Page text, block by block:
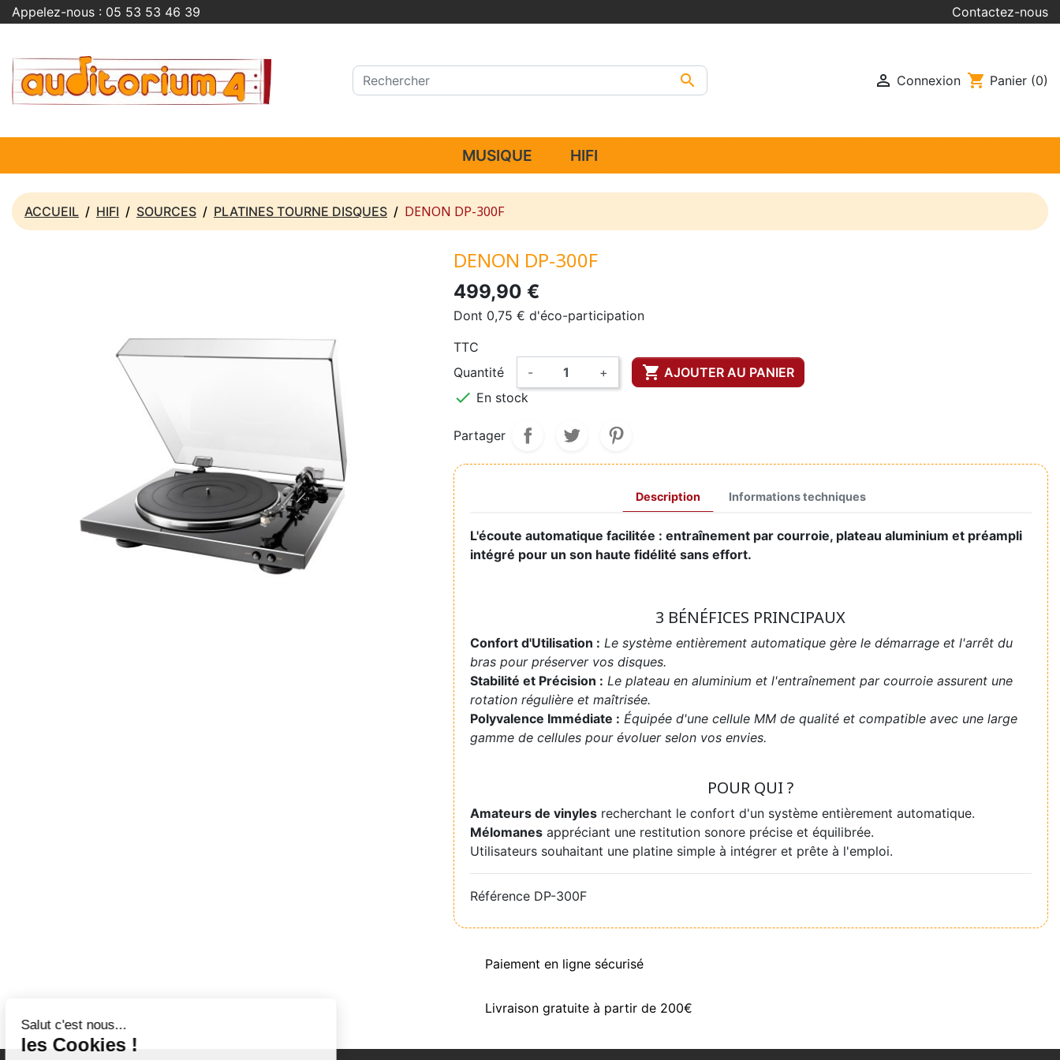
Appelez-nous : 05 53 53 46 39 Contactez-nous
  Connexion shopping_cart Panier (0)
MUSIQUE HIFI
ACCUEIL HIFI SOURCES PLATINES TOURNE DISQUES DENON DP-300F
DENON DP-300F
499,90 €
Dont 0,75 € d'éco-participation
TTC
Quantité
- +  AJOUTER AU PANIER
 En stock
Partager
Description Informations techniques
L'écoute automatique facilitée : entraînement par courroie, plateau aluminium et préampli
intégré pour un son haute fidélité sans effort.
3 BÉNÉFICES PRINCIPAUX
Confort d'Utilisation : Le système entièrement automatique gère le démarrage et l'arrêt du
bras pour préserver vos disques.
Stabilité et Précision : Le plateau en aluminium et l'entraînement par courroie assurent une
rotation régulière et maîtrisée.
Polyvalence Immédiate : Équipée d'une cellule MM de qualité et compatible avec une large
gamme de cellules pour évoluer selon vos envies.
POUR QUI ?
Amateurs de vinyles recherchant le confort d'un système entièrement automatique.
Mélomanes appréciant une restitution sonore précise et équilibrée.
Utilisateurs souhaitant une platine simple à intégrer et prête à l'emploi.
Référence DP-300F
Paiement en ligne sécurisé
Livraison gratuite à partir de 200€
Salut c'est nous...
les Cookies !